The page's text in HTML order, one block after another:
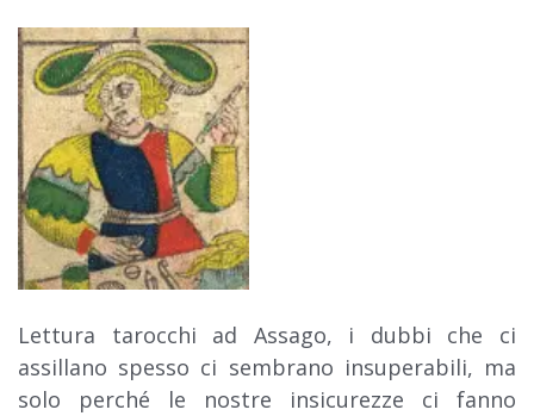
Lettura tarocchi ad Assago, i dubbi che ci
assillano spesso ci sembrano insuperabili, ma
solo perché le nostre insicurezze ci fanno